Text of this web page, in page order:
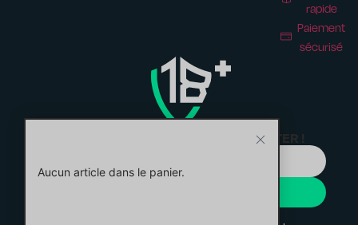
Aucun article dans le panier.
rapide
Paiement
sécurisé
ABONNEZ-VOUS À NOTRE NEWSLETTER !